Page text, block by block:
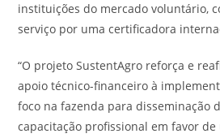
instituições do mercado voluntário,
serviço por uma certificadora
“O projeto SustentAgro reforça e
apoio técnico-financeiro à
foco na fazenda para disseminação
capacitação profissional em favor